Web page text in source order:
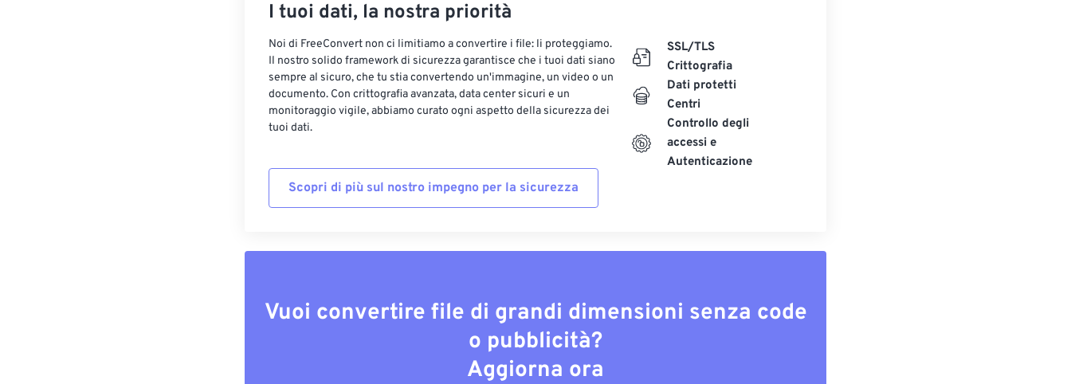
I tuoi dati, la nostra priorità
Noi di FreeConvert non ci limitiamo a convertire i file: li proteggiamo.
Il nostro solido framework di sicurezza garantisce che i tuoi dati siano
sempre al sicuro, che tu stia convertendo un'immagine, un video o un
documento. Con crittografia avanzata, data center sicuri e un
monitoraggio vigile, abbiamo curato ogni aspetto della sicurezza dei
tuoi dati.
Scopri di più sul nostro impegno per la sicurezza
SSL/TLS
Crittografia
Dati protetti
Centri
Controllo degli
accessi e
Autenticazione
Vuoi convertire file di grandi dimensioni senza code
o pubblicità?
Aggiorna ora